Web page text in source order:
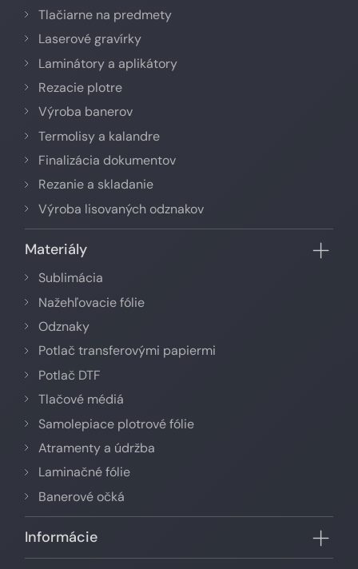
Tlačiarne na predmety
Laserové gravírky
Laminátory a aplikátory
Rezacie plotre
Výroba banerov
Termolisy a kalandre
Finalizácia dokumentov
Rezanie a skladanie
Výroba lisovaných odznakov
Materiály
Sublimácia
Nažehľovacie fólie
Odznaky
Potlač transferovými papiermi
Potlač DTF
Tlačové médiá
Samolepiace plotrové fólie
Atramenty a údržba
Laminačné fólie
Banerové očká
Informácie